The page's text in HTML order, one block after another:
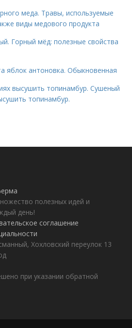
меда. Травы, используемые
виды медового продукта
Горный мёд: полезные свойства
яблок антоновка. Обыкновенная
высушить топинамбур. Сушеный
топинамбур.
полезных идей и
день!
соглашение
Хохловский переулок 13
при указании обратной